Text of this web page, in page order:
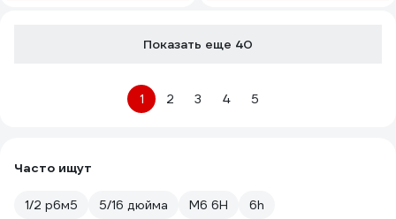
Показать еще 40
1 2 3 4 5
Часто ищут
1/2 р6м5 5/16 дюйма М6 6H
6h